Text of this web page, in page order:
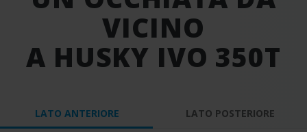
VICINO
A HUSKY IVO 350T
LATO ANTERIORE LATO POSTERIORE